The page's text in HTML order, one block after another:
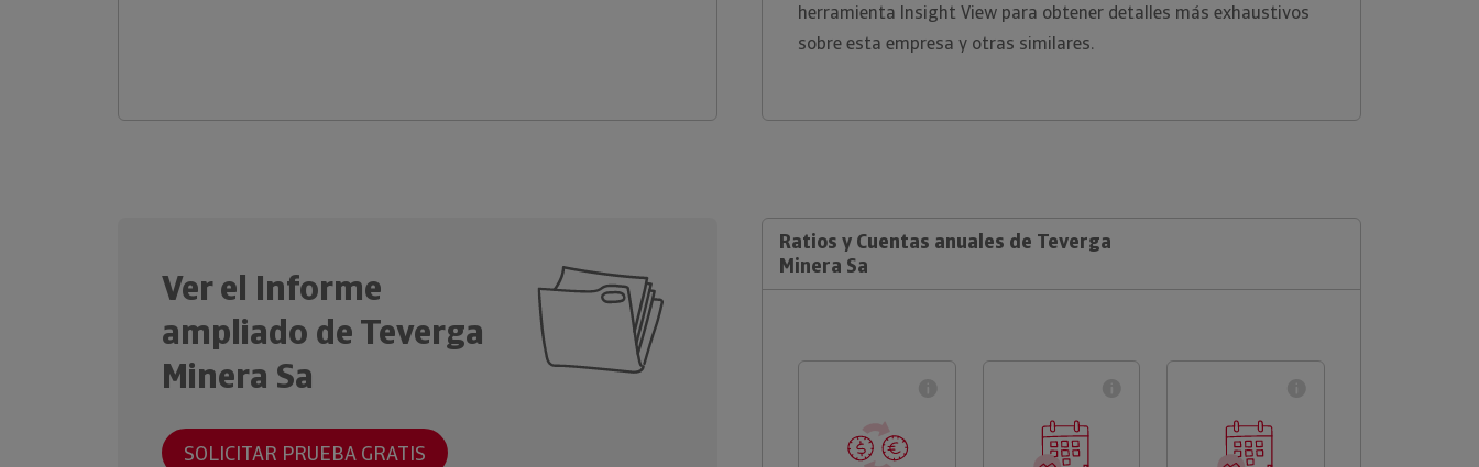
herramienta Insight View para obtener detalles más exhaustivos
sobre esta empresa y otras similares.
Ver el Informe
ampliado de Teverga
Minera Sa
SOLICITAR PRUEBA GRATIS
Ratios y Cuentas anuales de Teverga
Minera Sa